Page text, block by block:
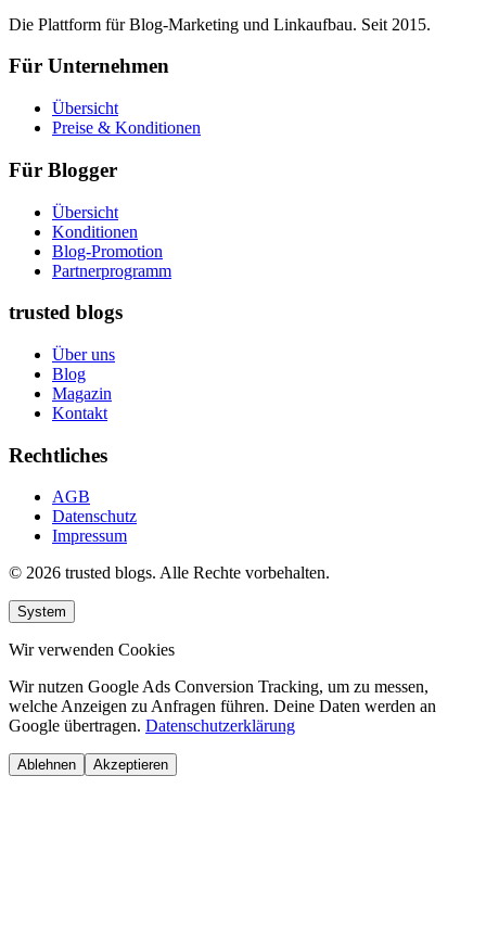
Die Plattform für Blog-Marketing und Linkaufbau. Seit 2015.
Für Unternehmen
Übersicht
Preise & Konditionen
Für Blogger
Übersicht
Konditionen
Blog-Promotion
Partnerprogramm
trusted blogs
Über uns
Blog
Magazin
Kontakt
Rechtliches
AGB
Datenschutz
Impressum
© 2026 trusted blogs. Alle Rechte vorbehalten.
System
Wir verwenden Cookies
Wir nutzen Google Ads Conversion Tracking, um zu messen,
welche Anzeigen zu Anfragen führen. Deine Daten werden an
Google übertragen. Datenschutzerklärung
Ablehnen Akzeptieren